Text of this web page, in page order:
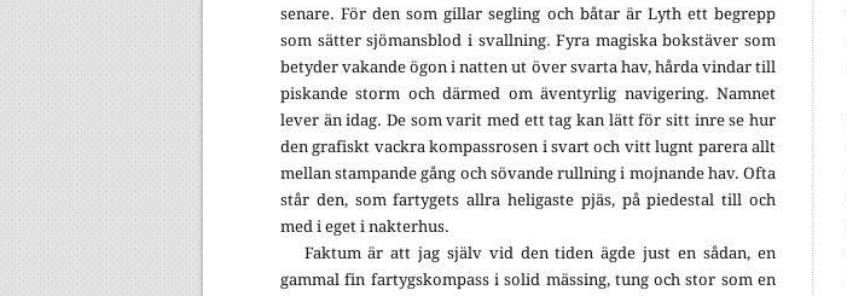
senare. För den som gillar segling och båtar är Lyth ett begrepp
som sätter sjömansblod i svallning. Fyra magiska bokstäver som
betyder vakande ögon i natten ut över svarta hav, hårda vindar till
piskande storm och därmed om äventyrlig navigering. Namnet
lever än idag. De som varit med ett tag kan lätt för sitt inre se hur
den grafiskt vackra kompassrosen i svart och vitt lugnt parera allt
mellan stampande gång och sövande rullning i mojnande hav. Ofta
står den, som fartygets allra heligaste pjäs, på piedestal till och
med i eget i nakterhus.
Faktum är att jag själv vid den tiden ägde just en sådan, en
gammal fin fartygskompass i solid mässing, tung och stor som en